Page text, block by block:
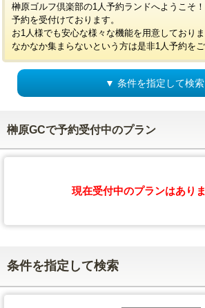
榊原ゴルフ倶楽部の1人予約ランドへようこそ
予約を受付けております。
お1人様でも安心な様々な機能を用意しており
なかなか集まらないという方は是非1人予約を
▼ 条件を指定して検索
榊原GCで予約受付中のプラン
現在受付中のプランはありま
条件を指定して検索